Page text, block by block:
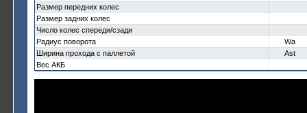
Размер передних колес
Размер задних колес
Число колес спереди/сзади
Радиус поворота
Wa
Ширина прохода с паллетой
Ast
Вес АКБ